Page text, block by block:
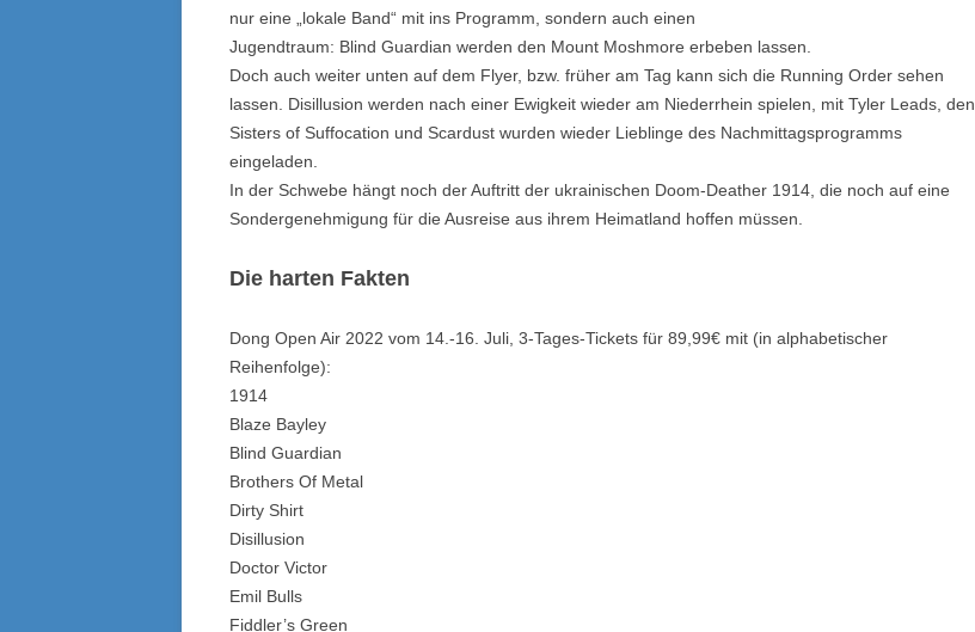
nur eine „lokale Band“ mit ins Programm, sondern auch einen
Jugendtraum: Blind Guardian werden den Mount Moshmore erbeben lassen.
Doch auch weiter unten auf dem Flyer, bzw. früher am Tag kann sich die Running Order sehen
lassen. Disillusion werden nach einer Ewigkeit wieder am Niederrhein spielen, mit Tyler Leads, den
Sisters of Suffocation und Scardust wurden wieder Lieblinge des Nachmittagsprogramms
eingeladen.
In der Schwebe hängt noch der Auftritt der ukrainischen Doom-Deather 1914, die noch auf eine
Sondergenehmigung für die Ausreise aus ihrem Heimatland hoffen müssen.
Die harten Fakten
Dong Open Air 2022 vom 14.-16. Juli, 3-Tages-Tickets für 89,99€ mit (in alphabetischer
Reihenfolge):
1914
Blaze Bayley
Blind Guardian
Brothers Of Metal
Dirty Shirt
Disillusion
Doctor Victor
Emil Bulls
Fiddler’s Green